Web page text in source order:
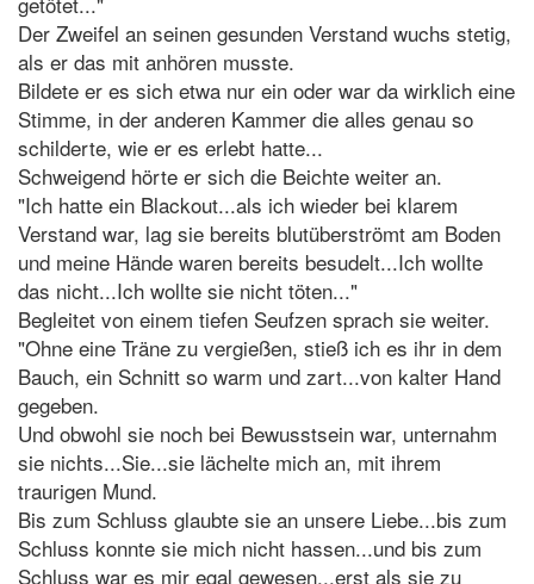
Der Zweifel an seinen gesunden Verstand wuchs stetig,
als er das mit anhören musste.
Bildete er es sich etwa nur ein oder war da wirklich eine
Stimme, in der anderen Kammer die alles genau so
schilderte, wie er es erlebt hatte...
Schweigend hörte er sich die Beichte weiter an.
"Ich hatte ein Blackout...als ich wieder bei klarem
Verstand war, lag sie bereits blutüberströmt am Boden
und meine Hände waren bereits besudelt...Ich wollte
das nicht...Ich wollte sie nicht töten..."
Begleitet von einem tiefen Seufzen sprach sie weiter.
"Ohne eine Träne zu vergießen, stieß ich es ihr in dem
Bauch, ein Schnitt so warm und zart...von kalter Hand
gegeben.
Und obwohl sie noch bei Bewusstsein war, unternahm
sie nichts...Sie...sie lächelte mich an, mit ihrem
traurigen Mund.
Bis zum Schluss glaubte sie an unsere Liebe...bis zum
Schluss konnte sie mich nicht hassen...und bis zum
Schluss war es mir egal gewesen...erst als sie zu